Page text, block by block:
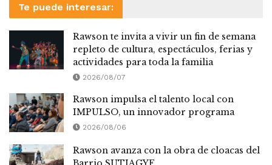
Te puede interesar:
Rawson te invita a vivir un fin de semana
repleto de cultura, espectáculos, ferias y
actividades para toda la familia
2026/08/07
Rawson impulsa el talento local con
IMPULSO, un innovador programa
2026/08/06
Rawson avanza con la obra de cloacas del